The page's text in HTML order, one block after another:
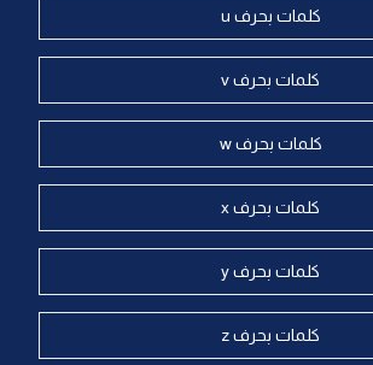
كلمات بحرف u
كلمات بحرف v
كلمات بحرف w
كلمات بحرف x
كلمات بحرف y
كلمات بحرف z